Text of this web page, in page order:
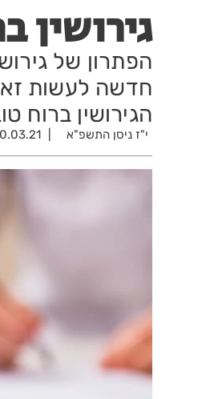
גירושין
הפתרון של
חדשה לעשות
הגירושין ברוח
י"ז ניסן התשפ"א | 20:32